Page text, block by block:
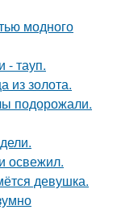
модного
- тауп.
из золота.
подорожали.
освежил.
девушка.